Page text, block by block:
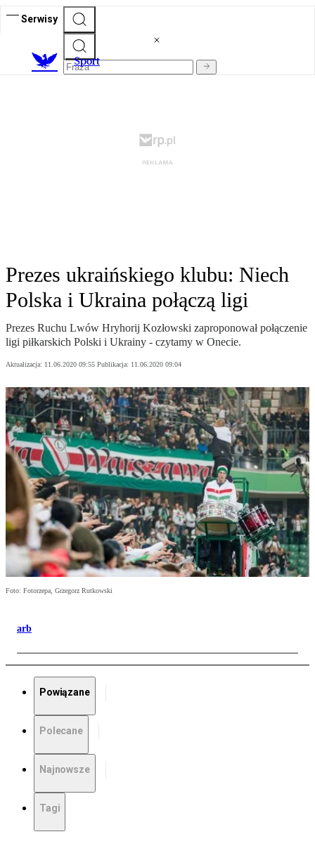
Serwisy
Sport
Prezes ukraińskiego klubu: Niech
Polska i Ukraina połączą ligi
Prezes Ruchu Lwów Hryhorij Kozłowski zaproponował połączenie
ligi piłkarskich Polski i Ukrainy - czytamy w Onecie.
Aktualizacja: 11.06.2020 09:55 Publikacja: 11.06.2020 09:04
Foto: Fotorzepa, Grzegorz Rutkowski
arb
Powiązane
Polecane
Najnowsze
Tagi